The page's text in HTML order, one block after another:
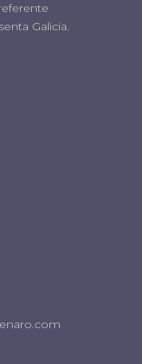
Galicia.